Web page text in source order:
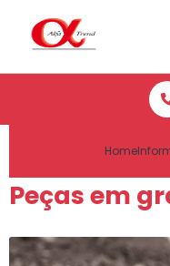
Home
Peças em